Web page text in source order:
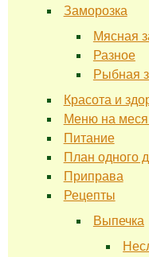
Заморозка
Мясная
Разное
Рыбная
Красота и
Меню на
Питание
План одного
Приправа
Рецепты
Выпечка